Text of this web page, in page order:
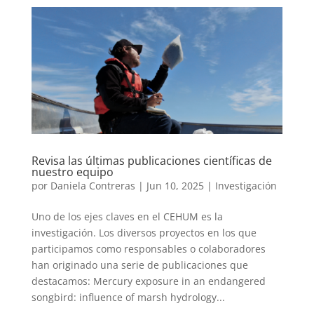
Revisa las últimas publicaciones científicas de
nuestro equipo
por Daniela Contreras | Jun 10, 2025| Investigación
Uno de los ejes claves en el CEHUM es la
investigación. Los diversos proyectos en los que
participamos como responsables o colaboradores
han originado una serie de publicaciones que
destacamos: Mercury exposure in an endangered
songbird: influence of marsh hydrology...